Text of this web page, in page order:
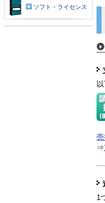
⇒
1
ソフト・ライセンス